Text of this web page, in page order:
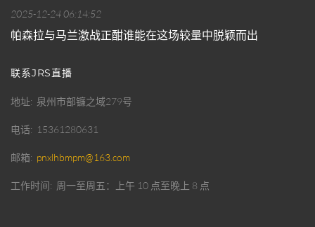
2025-12-24 06:14:52
帕森拉与马兰激战正酣谁能在这场较量中脱颖而出
联系JRS直播
地址 泉州市部镰之域279号
电话 15361280631
邮箱 pnxlhbmpm@163.com
工作时间 周一至周五：上午 10 点至晚上 8 点